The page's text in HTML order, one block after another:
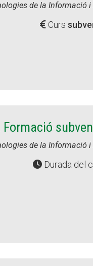
de la Informació
Curs
Formació
de la Informació
Durada del